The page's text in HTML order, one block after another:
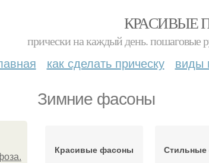
КРАСИВЫЕ
прически на каждый день. пошаговые
как сделать прическу виды
Зимние фасоны
Красивые фасоны